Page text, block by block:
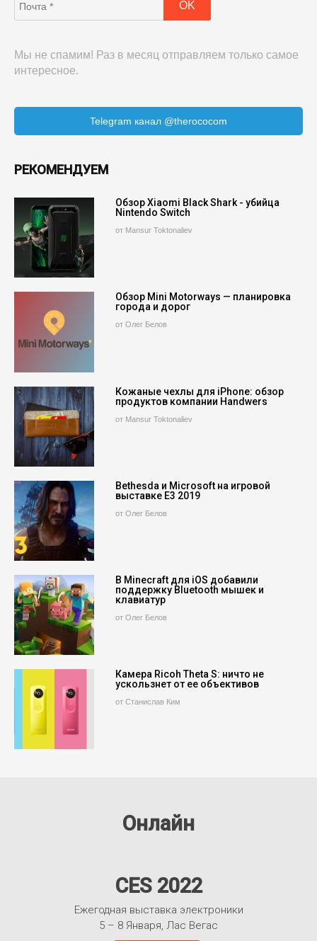
Мы не спамим! Раз в месяц отправляем только самое
интересное.
Telegram канал @therococom
РЕКОМЕНДУЕМ
Обзор Xiaomi Black Shark - убийца
Nintendo Switch
от Mansur Toktonaliev
Обзор Mini Motorways — планировка
города и дорог
от Олег Белов
Кожаные чехлы для iPhone: обзор
продуктов компании Handwers
от Mansur Toktonaliev
Bethesda и Microsoft на игровой
выставке E3 2019
от Олег Белов
В Minecraft для iOS добавили
поддержку Bluetooth мышек и
клавиатур
от Олег Белов
Камера Ricoh Theta S: ничто не
ускользнет от ее объективов
от Станислав Ким
Онлайн
CES 2022
Ежегодная выставка электроники
5 – 8 Января, Лас Вегас